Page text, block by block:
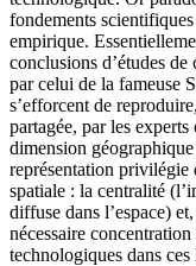
fondements
empirique.
conclusions d’études
par celui de la fameuse
s’efforcent de
partagée, par les
dimension
représentation privilégie
spatiale : la centralité
diffuse dans l’espace)
nécessaire
technologiques dans